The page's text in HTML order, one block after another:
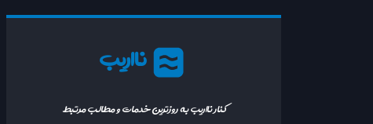
نااریب
کنار نااریب به روزترین خدمات و مطالب مرتبط